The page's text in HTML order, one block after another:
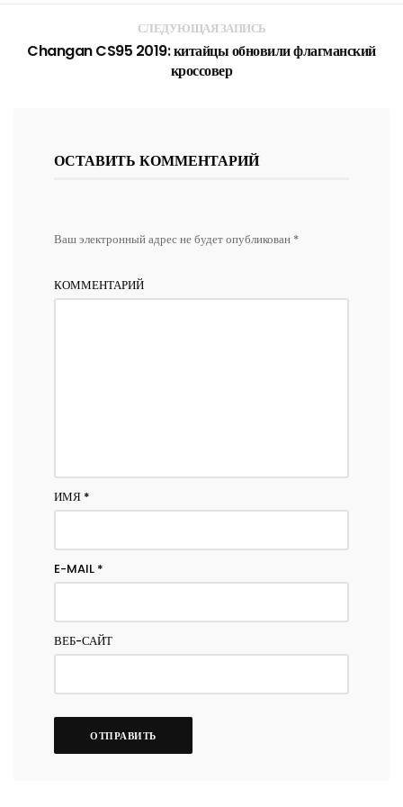
СЛЕДУЮЩАЯ ЗАПИСЬ
Changan CS95 2019: китайцы обновили флагманский
кроссовер
ОСТАВИТЬ КОММЕНТАРИЙ
Ваш электронный адрес не будет опубликован *
КОММЕНТАРИЙ
ИМЯ *
E-MAIL *
ВЕБ-САЙТ